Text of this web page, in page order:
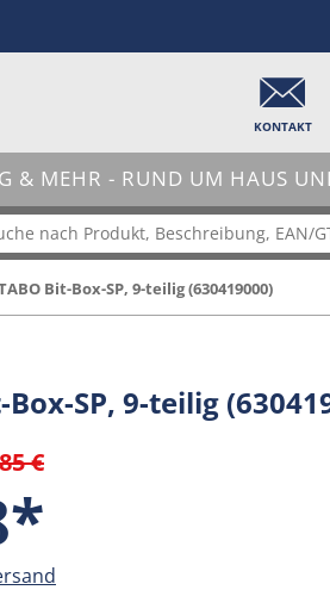
KONTAKT
& MEHR - RUND UM HAUS
Bit-Box-SP, 9-teilig (630419000)
Box-SP, 9-teilig
€